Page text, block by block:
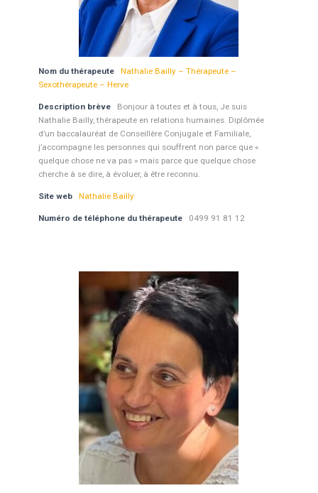
Nom du thérapeute
Nathalie Bailly – Thérapeute –
Sexothérapeute – Herve
Description brève
Bonjour à toutes et à tous, Je suis
Nathalie Bailly, thérapeute en relations humaines. Diplômée
d’un baccalauréat de Conseillère Conjugale et Familiale,
j’accompagne les personnes qui souffrent non parce que «
quelque chose ne va pas » mais parce que quelque chose
cherche à se dire, à évoluer, à être reconnu.
Site web Nathalie Bailly
Numéro de téléphone du thérapeute 0499 91 81 12